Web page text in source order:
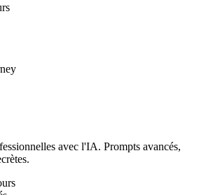
avec l'IA. Prompts avancés,